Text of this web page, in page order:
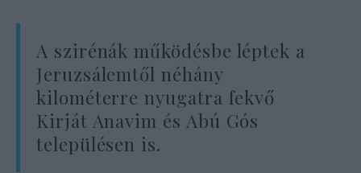
A szirénák működésbe léptek a
Jeruzsálemtől néhány
kilométerre nyugatra fekvő
Kirját Anavim és Abú Gós
településen is.